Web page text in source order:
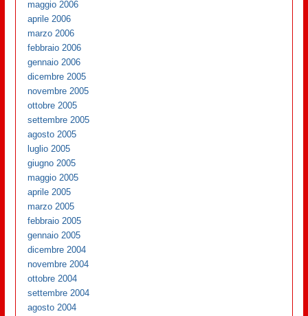
maggio 2006
aprile 2006
marzo 2006
febbraio 2006
gennaio 2006
dicembre 2005
novembre 2005
ottobre 2005
settembre 2005
agosto 2005
luglio 2005
giugno 2005
maggio 2005
aprile 2005
marzo 2005
febbraio 2005
gennaio 2005
dicembre 2004
novembre 2004
ottobre 2004
settembre 2004
agosto 2004